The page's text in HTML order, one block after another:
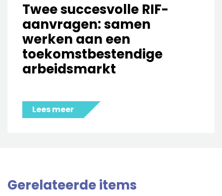
Twee succesvolle RIF-
aanvragen: samen
werken aan een
toekomstbestendige
arbeidsmarkt
Lees meer
Gerelateerde items